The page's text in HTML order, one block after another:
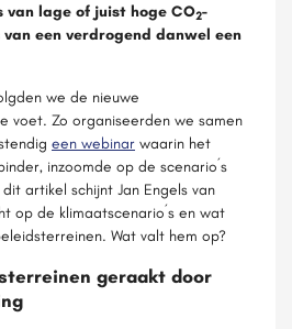
lage of juist hoge CO2-
een verdrogend danwel een
we de nieuwe
voet. Zo organiseerden we samen
een webinar waarin het
inzoomde op de scenario´s
artikel schijnt Jan Engels van
op de klimaatscenario´s en wat
Wat valt hem op?
geraakt door